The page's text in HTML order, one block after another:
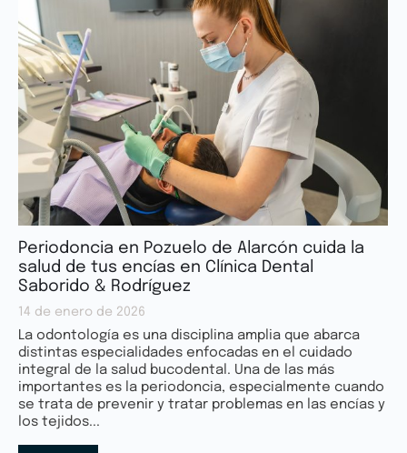
Periodoncia en Pozuelo de Alarcón cuida la
salud de tus encías en Clínica Dental
Saborido & Rodríguez
14 de enero de 2026
La odontología es una disciplina amplia que abarca
distintas especialidades enfocadas en el cuidado
integral de la salud bucodental. Una de las más
importantes es la periodoncia, especialmente cuando
se trata de prevenir y tratar problemas en las encías y
los tejidos...